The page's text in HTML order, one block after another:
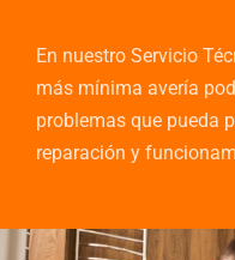
En nuestro Servicio
más mínima avería
problemas que pueda
reparación y